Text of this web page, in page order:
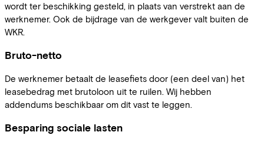
wordt ter beschikking gesteld, in plaats van verstrekt aan de
werknemer. Ook de bijdrage van de werkgever valt buiten de
WKR.
Bruto-netto
De werknemer betaalt de leasefiets door (een deel van) het
leasebedrag met brutoloon uit te ruilen. Wij hebben
addendums beschikbaar om dit vast te leggen.
Besparing sociale lasten